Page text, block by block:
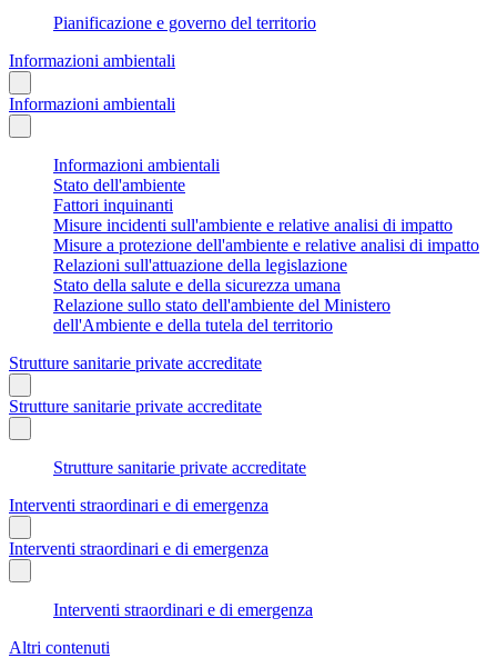
Pianificazione e governo del territorio
Informazioni ambientali
Informazioni ambientali
Informazioni ambientali
Stato dell'ambiente
Fattori inquinanti
Misure incidenti sull'ambiente e relative analisi di impatto
Misure a protezione dell'ambiente e relative analisi di impatto
Relazioni sull'attuazione della legislazione
Stato della salute e della sicurezza umana
Relazione sullo stato dell'ambiente del Ministero
dell'Ambiente e della tutela del territorio
Strutture sanitarie private accreditate
Strutture sanitarie private accreditate
Strutture sanitarie private accreditate
Interventi straordinari e di emergenza
Interventi straordinari e di emergenza
Interventi straordinari e di emergenza
Altri contenuti